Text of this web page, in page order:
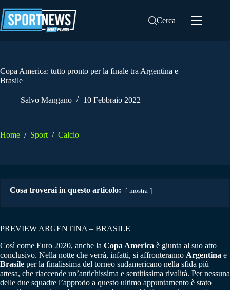
al
contenuto
Cerca
Copa America: tutto pronto per la finale tra Argentina e
Brasile
Salvo Mangano 10 Febbraio 2022
Home / Sport / Calcio
Cosa troverai in questo articolo: mostra
PREVIEW ARGENTINA – BRASILE
Così come Euro 2020, anche la Copa America è giunta al suo atto
conclusivo. Nella notte che verrà, infatti, si affronteranno Argentina e
Brasile per la finalissima del torneo sudamericano nella sfida più
attesa, che riaccende un’antichissima e sentitissima rivalità. Per nessuna
delle due squadre l’approdo a questo ultimo appuntamento è stato